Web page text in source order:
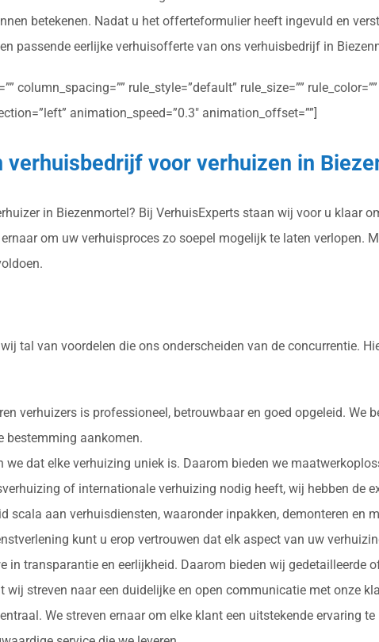
betekenen. Nadat u het offerteformulier heeft ingevuld en
passende eerlijke verhuisofferte van ons verhuisbedrijf in
column_spacing=”” rule_style=”default” rule_size=””
animation_speed=”0.3″ animation_offset=””]
voor verhuizen in
in Biezenmortel? Bij VerhuisExperts staan wij voor u klaar
om uw verhuisproces zo soepel mogelijk te laten verlopen.
tal van voordelen die ons onderscheiden van de concurrentie.
verhuizers is professioneel, betrouwbaar en goed opgeleid. We
bestemming aankomen.
we dat elke verhuizing uniek is. Daarom bieden we
of internationale verhuizing nodig heeft, wij hebben de
scala aan verhuisdiensten, waaronder inpakken, demonteren en
kunt u erop vertrouwen dat elk aspect van uw
in transparantie en eerlijkheid. Daarom bieden wij
streven naar een duidelijke en open communicatie met onze
We streven ernaar om elke klant een uitstekende ervaring